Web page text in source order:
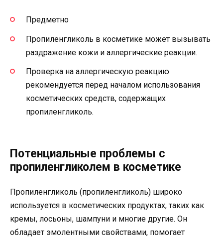
Предметно
Пропиленгликоль в косметике может вызывать
раздражение кожи и аллергические реакции.
Проверка на аллергическую реакцию
рекомендуется перед началом использования
косметических средств, содержащих
пропиленгликоль.
Потенциальные проблемы с
пропиленгликолем в косметике
Пропиленгликоль (пропиленгликоль) широко
используется в косметических продуктах, таких как
кремы, лосьоны, шампуни и многие другие. Он
обладает эмолентными свойствами, помогает